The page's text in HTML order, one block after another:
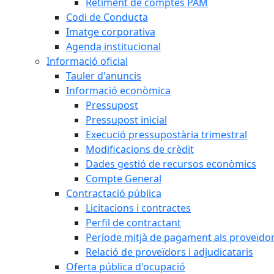
Codi de Conducta
Imatge corporativa
Agenda institucional
Informació oficial
Tauler d'anuncis
Informació econòmica
Pressupost
Pressupost inicial
Execució pressupostària trimestral
Modificacions de crèdit
Dades gestió de recursos econòmics
Compte General
Contractació pública
Licitacions i contractes
Perfil de contractant
Període mitjà de pagament als
Relació de proveïdors i adjudicataris
Oferta pública d'ocupació